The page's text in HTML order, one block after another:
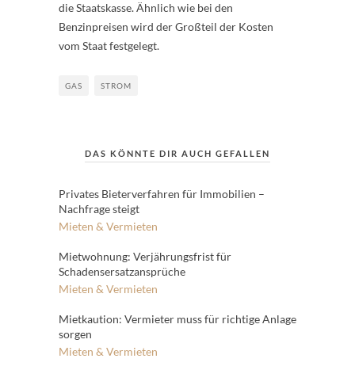
die Staatskasse. Ähnlich wie bei den
Benzinpreisen wird der Großteil der Kosten
vom Staat festgelegt.
GAS STROM
DAS KÖNNTE DIR AUCH GEFALLEN
Privates Bieterverfahren für Immobilien –
Nachfrage steigt
Mieten & Vermieten
Mietwohnung: Verjährungsfrist für
Schadensersatzansprüche
Mieten & Vermieten
Mietkaution: Vermieter muss für richtige Anlage
sorgen
Mieten & Vermieten